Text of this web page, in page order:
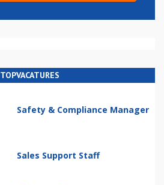
TOPVACATURES
Safety & Compliance Manager
Sales Support Staff